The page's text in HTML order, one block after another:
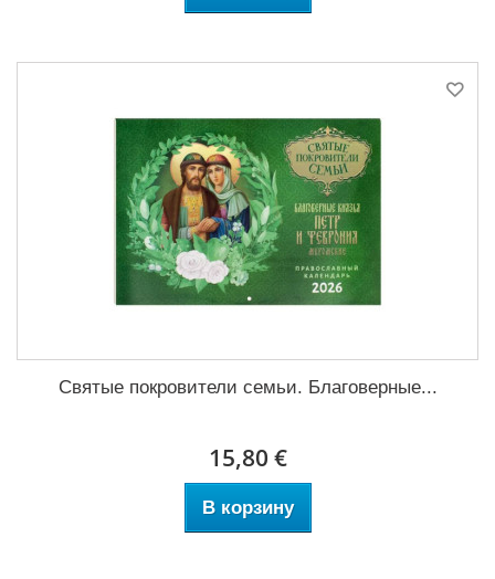
Святые покровители семьи. Благоверные...
15,80 €
В корзину